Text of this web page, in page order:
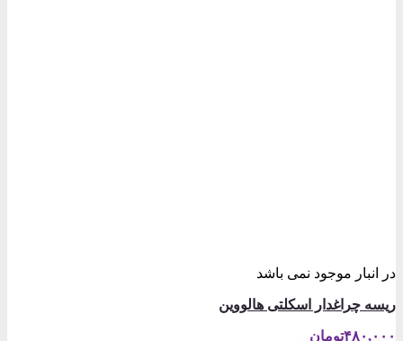
در انبار موجود نمی باشد
ریسه چراغدار اسکلتی هالووین
۴۸۰,۰۰۰تومان